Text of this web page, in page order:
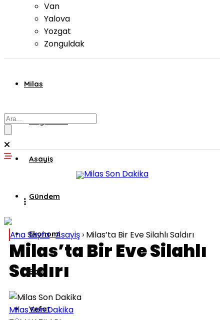
Van
Yalova
Yozgat
Zonguldak
Milas
Muğla’dan
Asayiş
Gündem
Ekonomi
Spor
Vefat
Ana Sayfa›Asayiş › Milas’ta Bir Eve Silahlı Saldırı
Milas’ta Bir Eve Silahlı
Saldırı
Milas Son Dakika